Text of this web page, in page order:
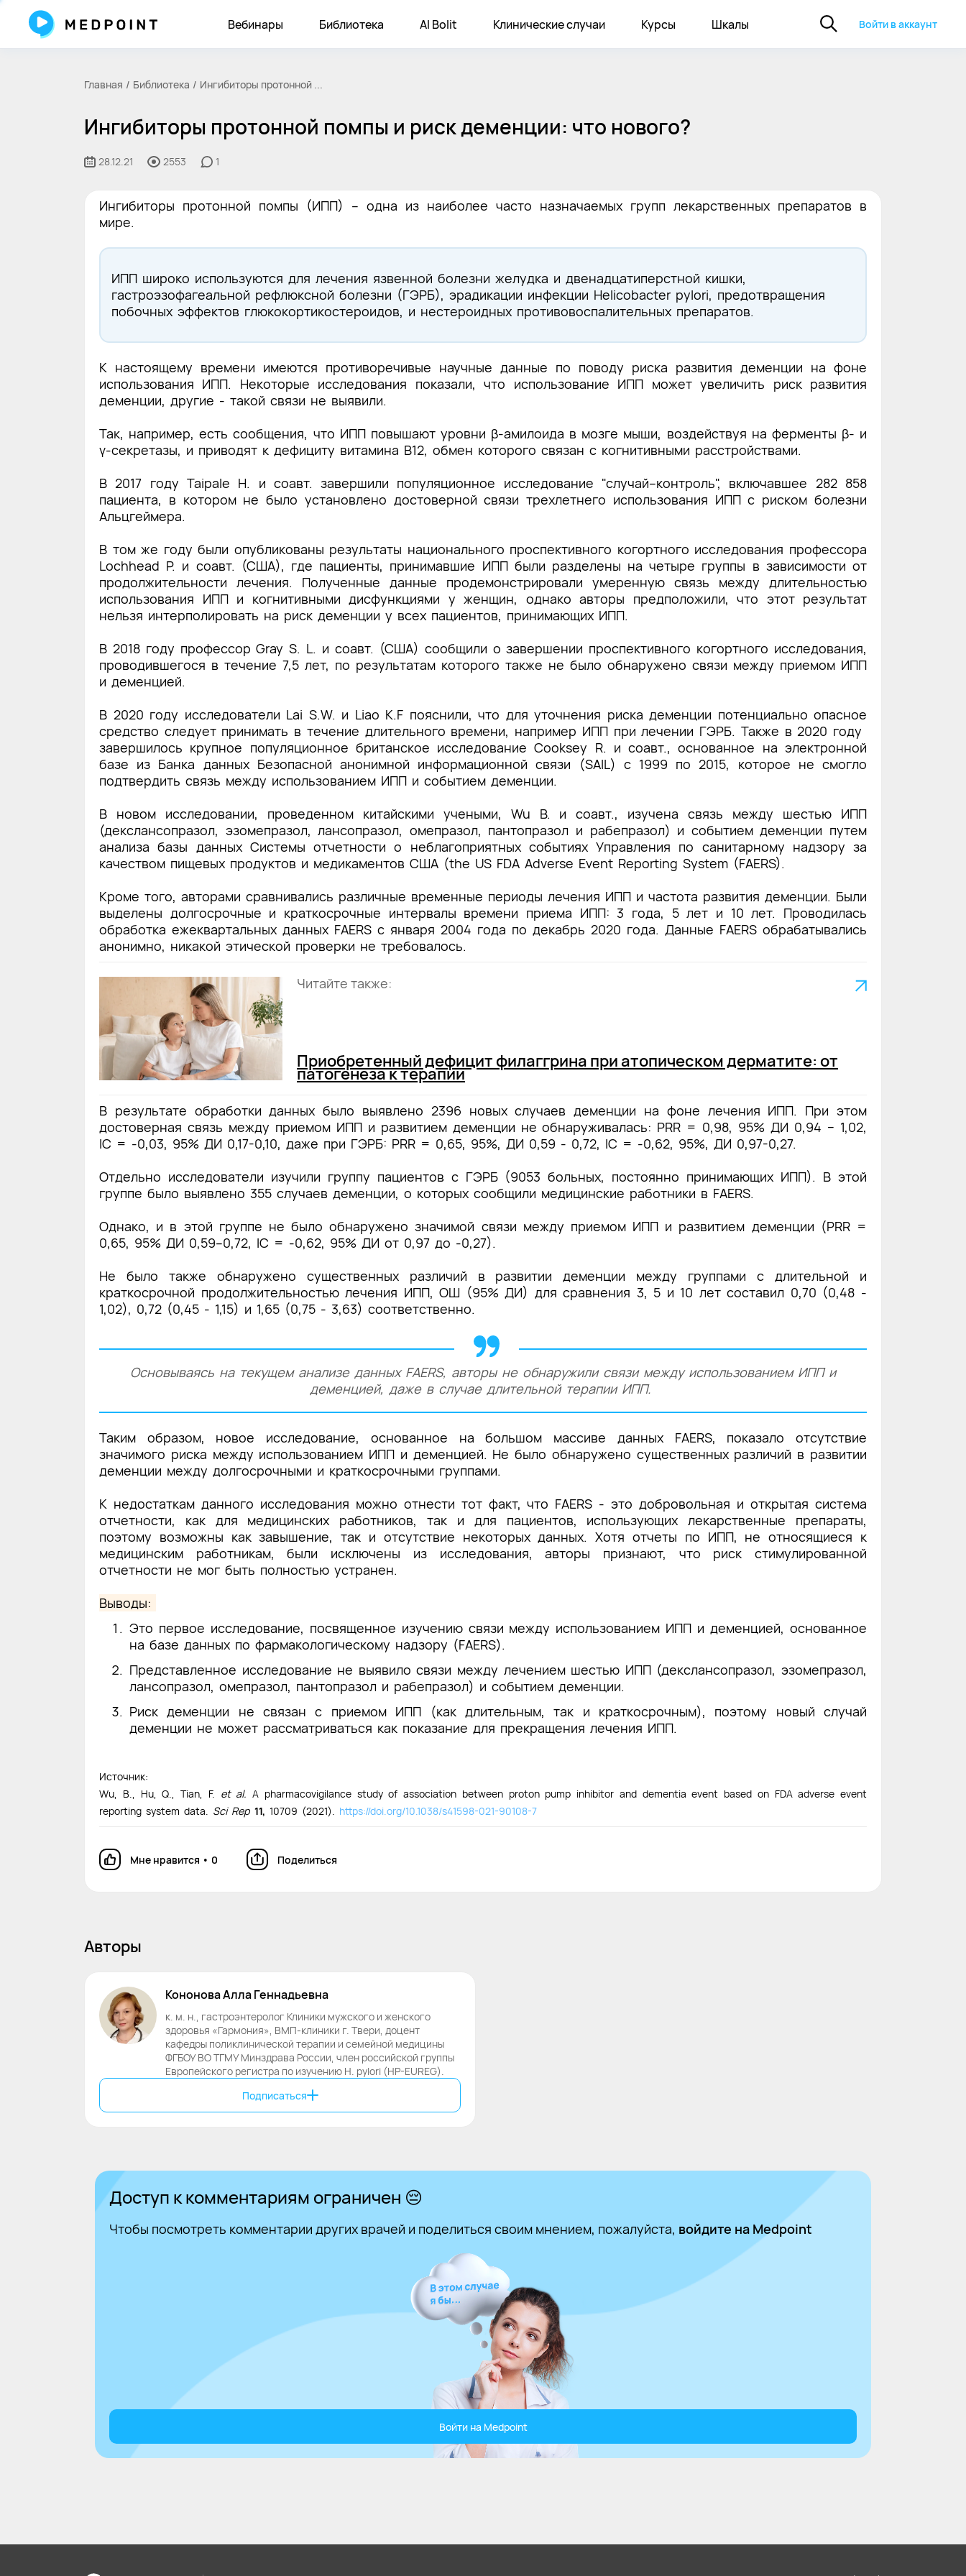
Вебинары Библиотека AI Bolit Клинические случаи Курсы Шкалы Войти в аккаунт
Главная Библиотека Ингибиторы протонной ...
Ингибиторы протонной помпы и риск деменции: что нового?
28.12.21 2553 1
Ингибиторы протонной помпы (ИПП) – одна из наиболее часто назначаемых групп лекарственных препаратов в
мире.
ИПП широко используются для лечения язвенной болезни желудка и двенадцатиперстной кишки,
гастроэзофагеальной рефлюксной болезни (ГЭРБ), эрадикации инфекции Helicobacter pylori, предотвращения
побочных эффектов глюкокортикостероидов, и нестероидных противовоспалительных препаратов.
К настоящему времени имеются противоречивые научные данные по поводу риска развития деменции на фоне
использования ИПП. Некоторые исследования показали, что использование ИПП может увеличить риск развития
деменции, другие - такой связи не выявили.
Так, например, есть сообщения, что ИПП повышают уровни β-амилоида в мозге мыши, воздействуя на ферменты β- и
γ-секретазы, и приводят к дефициту витамина В12, обмен которого связан с когнитивными расстройствами.
В 2017 году Taipale H. и соавт. завершили популяционное исследование "случай–контроль", включавшее 282 858
пациента, в котором не было установлено достоверной связи трехлетнего использования ИПП с риском болезни
Альцгеймера.
В том же году были опубликованы результаты национального проспективного когортного исследования профессора
Lochhead P. и соавт. (США), где пациенты, принимавшие ИПП были разделены на четыре группы в зависимости от
продолжительности лечения. Полученные данные продемонстрировали умеренную связь между длительностью
использования ИПП и когнитивными дисфункциями у женщин, однако авторы предположили, что этот результат
нельзя интерполировать на риск деменции у всех пациентов, принимающих ИПП.
В 2018 году профессор Gray S. L. и соавт. (США) сообщили о завершении проспективного когортного исследования,
проводившегося в течение 7,5 лет, по результатам которого также не было обнаружено связи между приемом ИПП
и деменцией.
В 2020 году исследователи Lai S.W. и Liao K.F пояснили, что для уточнения риска деменции потенциально опасное
средство следует принимать в течение длительного времени, например ИПП при лечении ГЭРБ. Также в 2020 году
завершилось крупное популяционное британское исследованиеCooksey R. и соавт., основанное на электронной
базе из Банка данных Безопасной анонимной информационной связи (SAIL) с 1999 по 2015, которое не смогло
подтвердить связь между использованием ИПП и событием деменции.
В новом исследовании, проведенном китайскими учеными, Wu B. и соавт., изучена связь между шестью ИПП
(декслансопразол, эзомепразол, лансопразол, омепразол, пантопразол и рабепразол) и событием деменции путем
анализа базы данных Системы отчетности о неблагоприятных событиях Управления по санитарному надзору за
качеством пищевых продуктов и медикаментов США (the US FDA Adverse Event Reporting System (FAERS).
Кроме того, авторами сравнивались различные временные периоды лечения ИПП и частота развития деменции. Были
выделены долгосрочные и краткосрочные интервалы времени приема ИПП: 3 года, 5 лет и 10 лет. Проводилась
обработка ежеквартальных данных FAERS с января 2004 года по декабрь 2020 года. Данные FAERS обрабатывались
анонимно, никакой этической проверки не требовалось.
Читайте также:
Приобретенный дефицит филаггрина при атопическом дерматите: от
патогенеза к терапии
В результате обработки данных было выявлено 2396 новых случаев деменции на фоне лечения ИПП. При этом
достоверная связь между приемом ИПП и развитием деменции не обнаруживалась: PRR = 0,98, 95% ДИ 0,94 − 1,02,
IC = -0,03, 95% ДИ 0,17-0,10, даже при ГЭРБ: PRR = 0,65, 95%, ДИ 0,59 - 0,72, IC = -0,62, 95%, ДИ 0,97-0,27.
Отдельно исследователи изучили группу пациентов с ГЭРБ (9053 больных, постоянно принимающих ИПП). В этой
группе было выявлено 355 случаев деменции, о которых сообщили медицинские работники в FAERS.
Однако, и в этой группе не было обнаружено значимой связи между приемом ИПП и развитием деменции (PRR =
0,65, 95% ДИ 0,59–0,72, IC = -0,62, 95% ДИ от 0,97 до -0,27).
Не было также обнаружено существенных различий в развитии деменции между группами с длительной и
краткосрочной продолжительностью лечения ИПП, ОШ (95% ДИ) для сравнения 3, 5 и 10 лет составил 0,70 (0,48 -
1,02), 0,72 (0,45 - 1,15) и 1,65 (0,75 - 3,63) соответственно.
Основываясь на текущем анализе данных FAERS, авторы не обнаружили связи между использованием ИПП и
деменцией, даже в случае длительной терапии ИПП.
Таким образом, новое исследование, основанное на большом массиве данных FAERS, показало отсутствие
значимого риска между использованием ИПП и деменцией. Не было обнаружено существенных различий в развитии
деменции между долгосрочными и краткосрочными группами.
К недостаткам данного исследования можно отнести тот факт, что FAERS - это добровольная и открытая система
отчетности, как для медицинских работников, так и для пациентов, использующих лекарственные препараты,
поэтому возможны как завышение, так и отсутствие некоторых данных. Хотя отчеты по ИПП, не относящиеся к
медицинским работникам, были исключены из исследования, авторы признают, что риск стимулированной
отчетности не мог быть полностью устранен.
Выводы:
Это первое исследование, посвященное изучению связи между использованием ИПП и деменцией, основанное
на базе данных по фармакологическому надзору (FAERS).
Представленное исследование не выявило связи между лечением шестью ИПП (декслансопразол, эзомепразол,
лансопразол, омепразол, пантопразол и рабепразол) и событием деменции.
Риск деменции не связан с приемом ИПП (как длительным, так и краткосрочным), поэтому новый случай
деменции не может рассматриваться как показание для прекращения лечения ИПП.
Источник:
Wu, B., Hu, Q., Tian, F. et al. A pharmacovigilance study of association between proton pump inhibitor and dementia event based on FDA adverse event
reporting system data. Sci Rep 11, 10709 (2021). https://doi.org/10.1038/s41598-021-90108-7
Мне нравится • 0 Поделиться
Авторы
КононоваАллаГеннадьевна
к. м. н., гастроэнтеролог Клиники мужского и женского
здоровья «Гармония», ВМП-клиники г. Твери, доцент
кафедры поликлинической терапии и семейной медицины
ФГБОУ ВО ТГМУ Минздрава России, член российской группы
Европейского регистра по изучению H. pylori (HP-EUREG).
Подписаться
Доступ к комментариям ограничен 😔
Чтобы посмотреть комментарии других врачей и поделиться своим мнением, пожалуйста, войдите на Medpoint
Войти на Medpoint